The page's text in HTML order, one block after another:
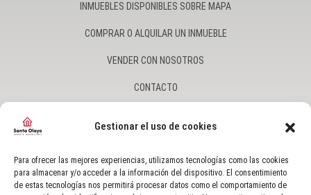
Gestionar el uso de cookies
Para ofrecer las mejores experiencias, utilizamos tecnologías como las cookies
para almacenar y/o acceder a la información del dispositivo. El consentimiento
de estas tecnologías nos permitirá procesar datos como el comportamiento de
INMUEBLES DISPONIBLES SOBRE MAPA
COMPRAR O ALQUILAR UN INMUEBLE
VENDER CON NOSOTROS
CONTACTO
Actualidad inmobiliaria